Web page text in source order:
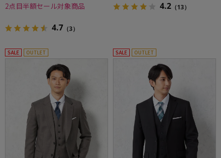
2点目半額セール対象商品
4.7 （3）
4.2 （13）
SALE OUTLET SALE OUTLET